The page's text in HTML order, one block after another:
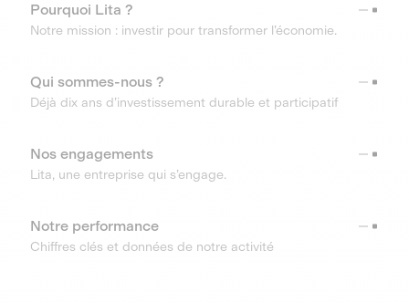
Pourquoi Lita ?
Notre mission : investir pour transformer l’économie.
Qui sommes-nous ?
Déjà dix ans d’investissement durable et participatif
Nos engagements
Lita, une entreprise qui s’engage.
Notre performance
Chiffres clés et données de notre activité